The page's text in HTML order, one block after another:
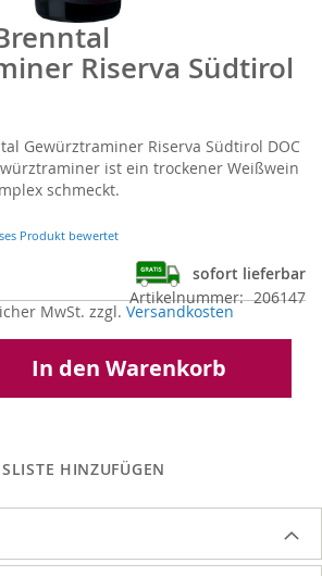
Riserva Südtirol
Gewürztraminer Riserva Südtirol DOC
ist ein trockener Weißwein
schmeckt.
Produkt bewertet
sofort lieferbar
Artikelnummer
206147
MwSt. zzgl. Versandkosten
In den Warenkorb
HINZUFÜGEN